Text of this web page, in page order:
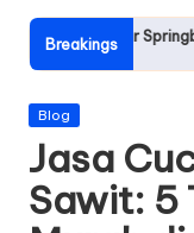
y
a
C
e
m
Sofa,
Karpet,
Springbed
Jok
Mobil
Jogja
Breakings
Springbed Jakarta:
Posted
Blog
Jasa
Sawit: 5